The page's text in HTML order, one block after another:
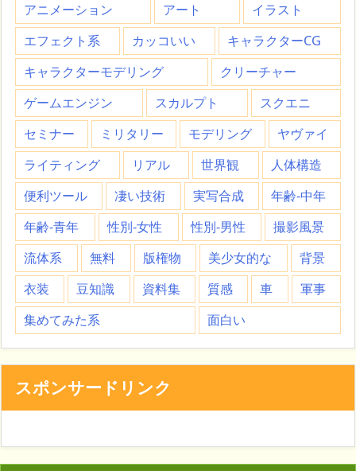
アニメーション
アート
イラスト
エフェクト系
カッコいい
キャラクターCG
キャラクターモデリング
クリーチャー
ゲームエンジン
スカルプト
スクエニ
セミナー
ミリタリー モデリング
ヤヴァイ
ライティング
リアル 世界観
人体構造
便利ツール
凄い技術 実写合成
年齢-中年
年齢-青年
性別-女性 性別-男性
撮影風景
流体系
無料 版権物 美少女的な
背景
衣装
豆知識 資料集 質感 車
軍事
集めてみた系
面白い
スポンサードリンク